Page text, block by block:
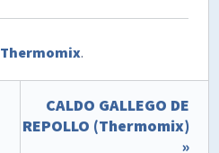
Thermomix.
CALDO GALLEGO DE
REPOLLO (Thermomix)
»